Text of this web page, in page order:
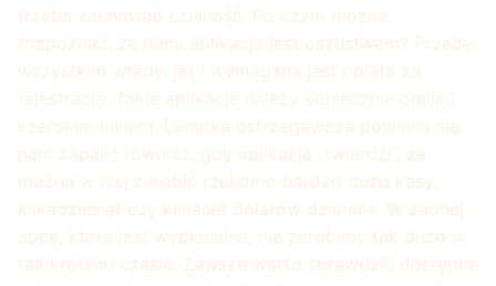
trzeba zachować czujność. Po czym można
rozpoznać, że dana aplikacja jest oszustwem? Przede
wszystkim wtedy, jeśli wymagana jest opłata za
rejestrację. Takie aplikacje należy koniecznie omijać
szerokim łukiem. Lampka ostrzegawcza powinna się
nam zapalić również, gdy aplikacja „twierdzi”, że
można w niej zarobić rzekomo bardzo dużo kasy,
kilkadziesiąt czy kilkaset dolarów dziennie. W żadnej
apce, która jest wypłacalna, nie zarobimy tak dużo w
tak krótkim czasie. Zawsze warto sprawdzić dostępne